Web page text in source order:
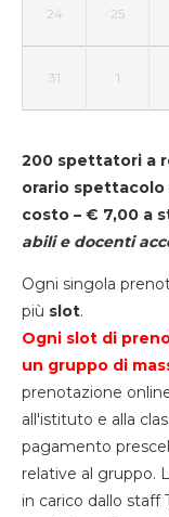
24 25
31 1
200 spettatori a
orario spettacolo
costo – € 7,00 a
abili e docenti
Ogni singola
più slot.
Ogni slot di
un gruppo di
prenotazione
all'istituto e alla
pagamento
relative al gruppo.
in carico dallo staff